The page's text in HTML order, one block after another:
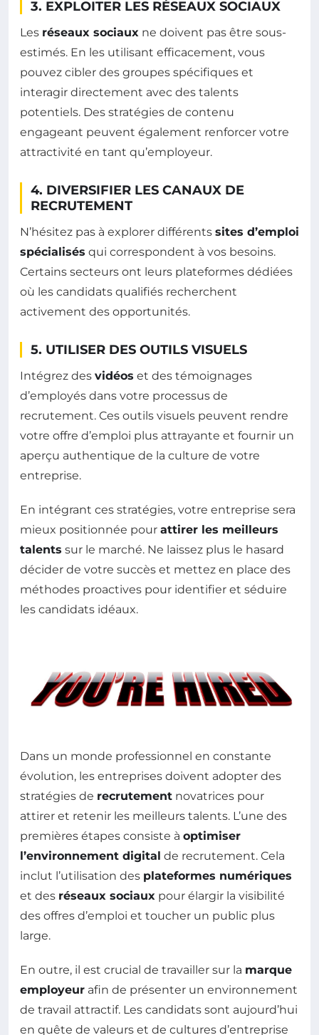
3. EXPLOITER LES RÉSEAUX SOCIAUX
Les réseaux sociaux ne doivent pas être sous-
estimés. En les utilisant efficacement, vous
pouvez cibler des groupes spécifiques et
interagir directement avec des talents
potentiels. Des stratégies de contenu
engageant peuvent également renforcer votre
attractivité en tant qu’employeur.
4. DIVERSIFIER LES CANAUX DE
RECRUTEMENT
N’hésitez pas à explorer différents sites d’emploi
spécialisés qui correspondent à vos besoins.
Certains secteurs ont leurs plateformes dédiées
où les candidats qualifiés recherchent
activement des opportunités.
5. UTILISER DES OUTILS VISUELS
Intégrez des vidéos et des témoignages
d’employés dans votre processus de
recrutement. Ces outils visuels peuvent rendre
votre offre d’emploi plus attrayante et fournir un
aperçu authentique de la culture de votre
entreprise.
En intégrant ces stratégies, votre entreprise sera
mieux positionnée pour attirer les meilleurs
talents sur le marché. Ne laissez plus le hasard
décider de votre succès et mettez en place des
méthodes proactives pour identifier et séduire
les candidats idéaux.
Dans un monde professionnel en constante
évolution, les entreprises doivent adopter des
stratégies de recrutement novatrices pour
attirer et retenir les meilleurs talents. L’une des
premières étapes consiste à optimiser
l’environnement digital de recrutement. Cela
inclut l’utilisation des plateformes numériques
et des réseaux sociaux pour élargir la visibilité
des offres d’emploi et toucher un public plus
large.
En outre, il est crucial de travailler sur la marque
employeur afin de présenter un environnement
de travail attractif. Les candidats sont aujourd’hui
en quête de valeurs et de cultures d’entreprise